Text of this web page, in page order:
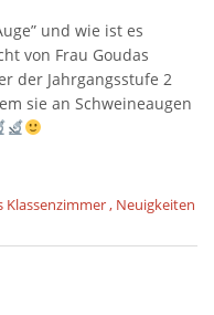
und wie ist es
von Frau Goudas
der Jahrgangsstufe 2
sie an Schweineaugen
Klassenzimmer, Neuigkeiten